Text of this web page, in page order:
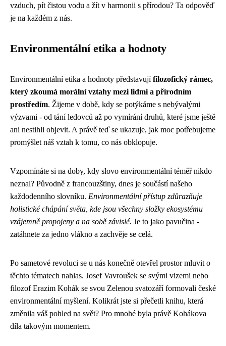
vzduch, pít čistou vodu a žít v harmonii s přírodou? Ta odpověď
je na každém z nás.
Environmentální etika a hodnoty
Environmentální etika a hodnoty představujífilozofický rámec,
který zkoumá morální vztahy mezi lidmi a přírodním
prostředím. Žijeme v době, kdy se potýkáme s nebývalými
výzvami - od tání ledovců až po vymírání druhů, které jsme ještě
ani nestihli objevit. A právě teď se ukazuje, jak moc potřebujeme
promýšlet náš vztah k tomu, co nás obklopuje.
Vzpomínáte si na doby, kdy slovo environmentální téměř nikdo
neznal? Původně z francouzštiny, dnes je součástí našeho
každodenního slovníku. Environmentální přístup zdůrazňuje
holistické chápání světa, kde jsou všechny složky ekosystému
vzájemně propojeny a na sobě závislé. Je to jako pavučina -
zatáhnete za jedno vlákno a zachvěje se celá.
Po sametové revoluci se u nás konečně otevřel prostor mluvit o
těchto tématech nahlas. Josef Vavroušek se svými vizemi nebo
filozof Erazim Kohák se svou Zelenou svatozáří formovali české
environmentální myšlení. Kolikrát jste si přečetli knihu, která
změnila váš pohled na svět? Pro mnohé byla právě Kohákova
díla takovým momentem.